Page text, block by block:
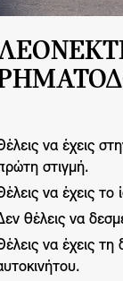
να έχεις
στιγμή.
να έχεις το
θέλεις να
να έχεις